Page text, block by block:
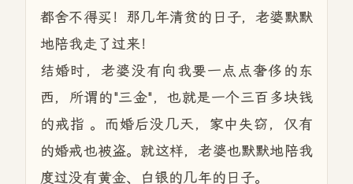
都舍不得买！那几年清贫的日子，老婆默默
地陪我走了过来！
结婚时，老婆没有向我要一点点奢侈的东
西，所谓的"三金"，也就是一个三百多块钱
的戒指 。而婚后没几天，家中失窃，仅有
的婚戒也被盗。就这样，老婆也默默地陪我
度过没有黄金、白银的几年的日子。